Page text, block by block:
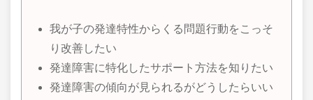
我が子の発達特性からくる問題行動をこっそ
り改善したい
発達障害に特化したサポート方法を知りたい
発達障害の傾向が見られるがどうしたらいい